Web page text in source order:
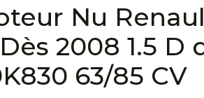
Nu
2008 1.5 D
63/85 CV